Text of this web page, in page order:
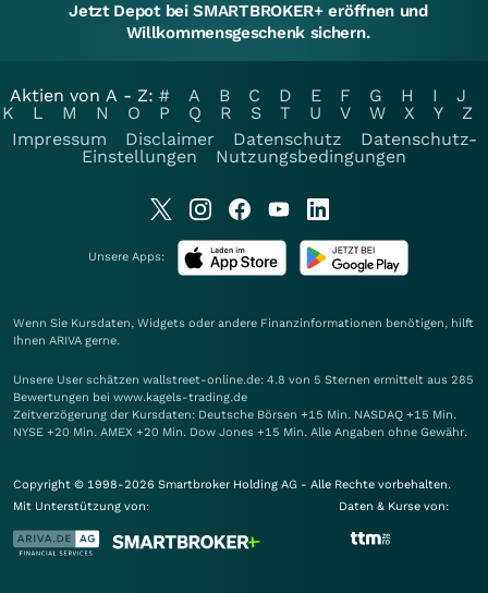
Jetzt Depot bei SMARTBROKER+ eröffnen und
Willkommensgeschenk sichern.
Aktien von A - Z: # A B C D E F G H I
J
K
L M N O P Q R S T U V W X Y
Z
Impressum
Disclaimer Datenschutz
Datenschutz-
Einstellungen
Nutzungsbedingungen
Unsere Apps:
Wenn Sie Kursdaten, Widgets oder andere Finanzinformationen benötigen, hilft
Ihnen ARIVA gerne.
Unsere User schätzen wallstreet-online.de: 4.8 von 5 Sternen ermittelt aus 285
Bewertungen bei www.kagels-trading.de
Zeitverzögerung der Kursdaten: Deutsche Börsen +15 Min. NASDAQ +15 Min.
NYSE +20 Min. AMEX +20 Min. Dow Jones +15 Min. Alle Angaben ohne Gewähr.
Copyright © 1998-2026 Smartbroker Holding AG - Alle Rechte vorbehalten.
Mit Unterstützung von:
Daten & Kurse von: